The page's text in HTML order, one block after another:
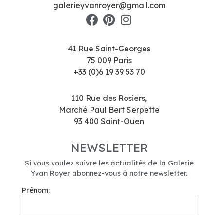
galerieyvanroyer@gmail.com
41 Rue Saint-Georges
75 009 Paris
+33 (0)6 19 39 53 70
110 Rue des Rosiers,
Marché Paul Bert Serpette
93 400 Saint-Ouen
NEWSLETTER
Si vous voulez suivre les actualités de la Galerie
Yvan Royer abonnez-vous à notre newsletter.
Prénom: